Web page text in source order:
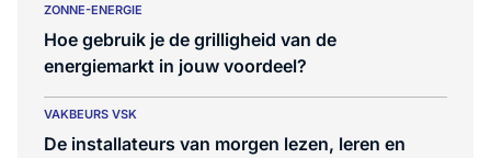
ZONNE-ENERGIE
Hoe gebruik je de grilligheid van de
energiemarkt in jouw voordeel?
VAKBEURS VSK
De installateurs van morgen lezen, leren en